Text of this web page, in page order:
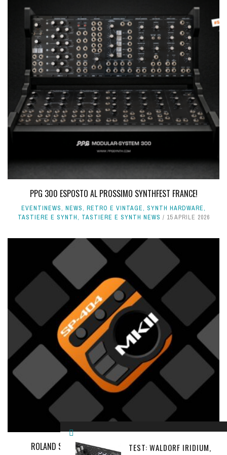
PPG 300 ESPOSTO AL PROSSIMO SYNTHFEST FRANCE!
EVENTINEWS, NEWS, RETRO E VINTAGE, SYNTH HARDWARE,
TASTIERE E SYNTH, TASTIERE E SYNTH NEWS 15 APRILE 2026
ROLAND SP-404 MKII, CON L'APP È TUTTO PIÙ FACILE!
TEST: WALDORF IRIDIUM,